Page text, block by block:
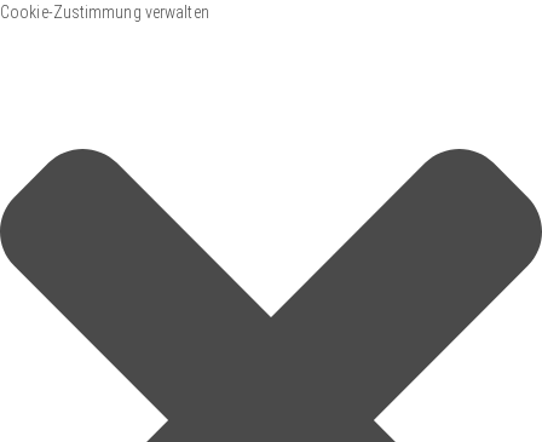
Cookie-Zustimmung verwalten